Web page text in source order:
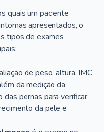
quais um paciente
apresentados, o
tipos de exames
de peso, altura, IMC
da medição da
das pernas para verificar
da pele e